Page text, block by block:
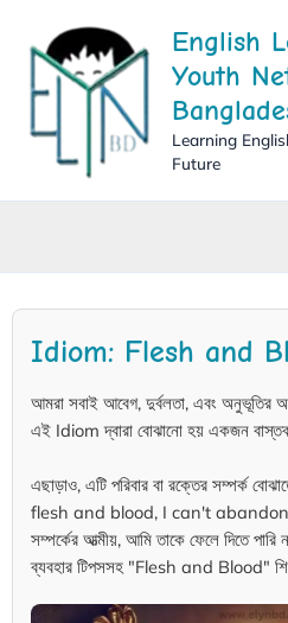
content
English
Youth
Learning
Future
Idiom: Flesh and
আমরা সবাই আবেগ, দুর্বলতা, এবং অনুভূতির
এই Idiom দ্বারা বোঝানো হয় একজন
এছাড়াও, এটি পরিবার বা রক্তের সম্পর্ক
flesh and blood, I can't abandon
সম্পর্কের আত্মীয়, আমি তাকে ফেলে দিতে
ব্যবহার টিপসসহ "Flesh and Blood"